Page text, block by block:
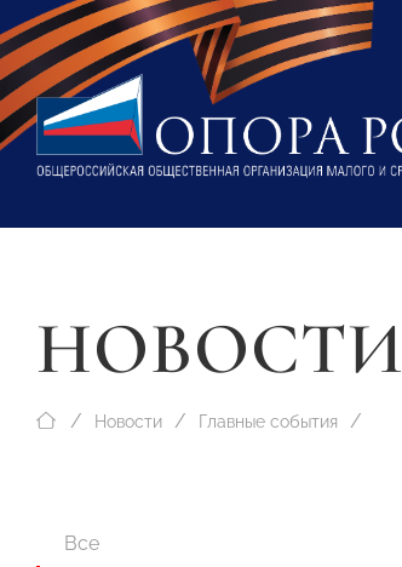
НОВОСТИ
Новости Главные события
Все